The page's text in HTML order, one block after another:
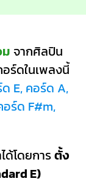
ม จากศิลปิน
ร์ดในเพลงนี้
E, คอร์ด A,
ร์ด F#m,
ด้โดยการตั้ง
E)